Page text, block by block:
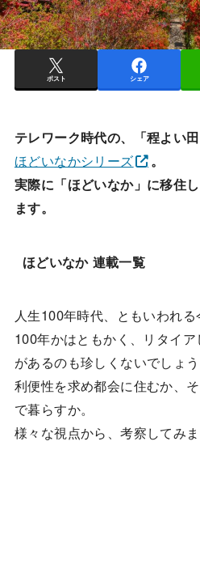
ポスト シェア
テレワーク時代の、「程よい
ほどいなかシリーズ
。
実際に「ほどいなか」に移住
ます。
ほどいなか 連載一覧
人生100年時代、ともいわれる
100年かはともかく、リタイ
があるのも珍しくないでしょう
利便性を求め都会に住むか、
で暮らすか。
様々な視点から、考察してみま